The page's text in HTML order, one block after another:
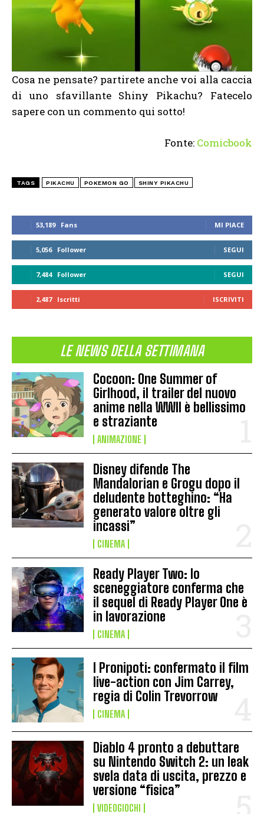
53,189 Fans MI PIACE
5,056 Follower SEGUI
7,484 Follower SEGUI
2,487 Iscritti ISCRIVITI
LE NEWS DELLA SETTIMANA
Cocoon: One Summer of
Girlhood, il trailer del nuovo
anime nella WWII è bellissimo
e straziante
ANIMAZIONE
Disney difende The
Mandalorian e Grogu dopo il
deludente botteghino: “Ha
generato valore oltre gli
incassi”
CINEMA
Ready Player Two: lo
sceneggiatore conferma che
il sequel di Ready Player One è
in lavorazione
CINEMA
I Pronipoti: confermato il film
live-action con Jim Carrey,
regia di Colin Trevorrow
CINEMA
Diablo 4 pronto a debuttare
su Nintendo Switch 2: un leak
svela data di uscita, prezzo e
versione “fisica”
VIDEOGIOCHI
Cosa ne pensate? partirete anche voi alla caccia
di uno sfavillante Shiny Pikachu? Fatecelo
sapere con un commento qui sotto!
Fonte: Comicbook
TAGS PIKACHU POKEMON GO SHINY PIKACHU